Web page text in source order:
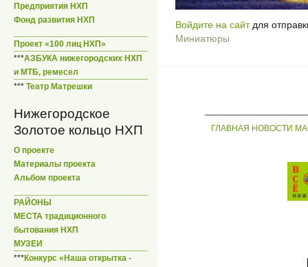
Предприятия НХП
Фонд развития НХП
Проект «100 лиц НХП»
***АЗБУКА нижегородских НХП
и МТБ, ремесел
*** Театр Матрешки
Нижегородское
Золотое кольцо НХП
О проекте
Материалы проекта
Альбом проекта
РАЙОНЫ
МЕСТА традиционного
бытования НХП
МУЗЕИ
***Конкурс «Наша открытка -
Войдите на сайтдля
Миниатюры
ГЛАВНАЯ НОВОСТИ